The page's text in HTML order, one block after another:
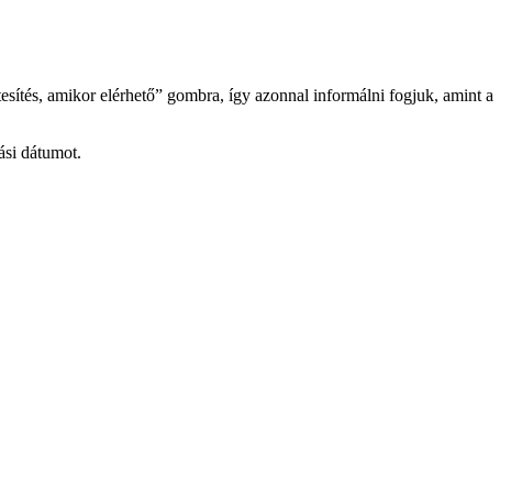
amikor elérhető” gombra, így azonnal informálni fogjuk, amint a
dátumot.